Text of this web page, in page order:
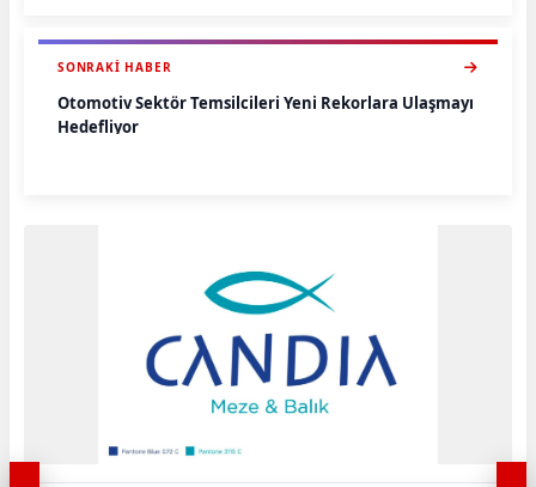
SONRAKI HABER
Otomotiv Sektör Temsilcileri Yeni Rekorlara Ulaşmayı
Hedefliyor